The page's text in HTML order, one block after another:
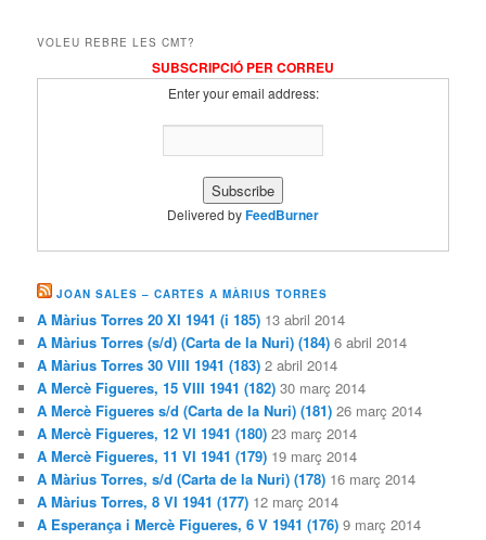
VOLEU REBRE LES CMT?
SUBSCRIPCIÓ PER CORREU
Enter your email address:
Delivered byFeedBurner
JOAN SALES – CARTES A MÀRIUS TORRES
A Màrius Torres 20 XI 1941 (i 185) 13 abril 2014
A Màrius Torres (s/d) (Carta de la Nuri) (184) 6 abril 2014
A Màrius Torres 30 VIII 1941 (183) 2 abril 2014
A Mercè Figueres, 15 VIII 1941 (182) 30 març 2014
A Mercè Figueres s/d (Carta de la Nuri) (181) 26 març 2014
A Mercè Figueres, 12 VI 1941 (180) 23 març 2014
A Mercè Figueres, 11 VI 1941 (179) 19 març 2014
A Màrius Torres, s/d (Carta de la Nuri) (178) 16 març 2014
A Màrius Torres, 8 VI 1941 (177) 12 març 2014
A Esperança i Mercè Figueres, 6 V 1941 (176) 9 març 2014